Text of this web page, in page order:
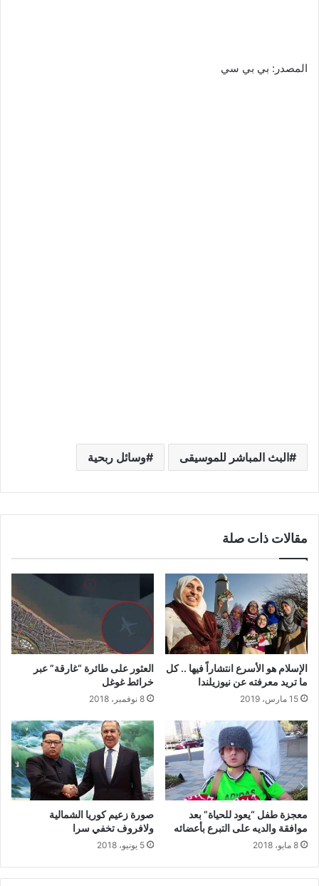
المصدر: بي بي سي
البث المباشر للموسيقى وسائل ربحية
مقالات ذات صلة
الإسلام هو الأسرع انتشاراً فيها .. كل
ما تريد معرفته عن نيوزيلندا
15 مارس، 2019
العثور على طائرة “غارقة” عبر
خرائط غوغل
8 نوفمبر، 2018
معجزة طفل “يعود للحياة” بعد
موافقة والديه على التبرع بأعضائه
8 مايو، 2018
صورة زعيم كوريا الشمالية
ولافروف تخفي سرا
5 يونيو، 2018